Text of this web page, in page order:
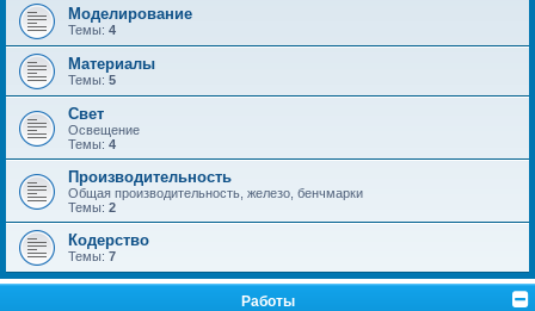
Моделирование
Темы: 4
Материалы
Темы: 5
Свет
Освещение
Темы: 4
Производительность
Общая производительность, железо, бенчмарки
Темы: 2
Кодерство
Темы: 7
Работы